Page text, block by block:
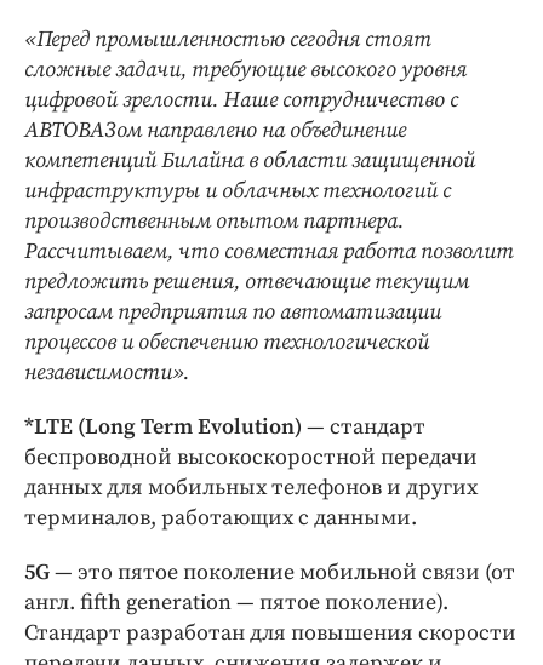
«Перед промышленностью сегодня стоят
сложные задачи, требующие высокого уровня
цифровой зрелости. Наше сотрудничество с
АВТОВАЗом направлено на объединение
компетенций Билайна в области защищенной
инфраструктуры и облачных технологий с
производственным опытом партнера.
Рассчитываем, что совместная работа позволит
предложить решения, отвечающие текущим
запросам предприятия по автоматизации
процессов и обеспечению технологической
независимости».
*LTE (Long Term Evolution) — стандарт
беспроводной высокоскоростной передачи
данных для мобильных телефонов и других
терминалов, работающих с данными.
5G— это пятое поколение мобильной связи (от
англ. fifth generation — пятое поколение).
Стандарт разработан для повышения скорости